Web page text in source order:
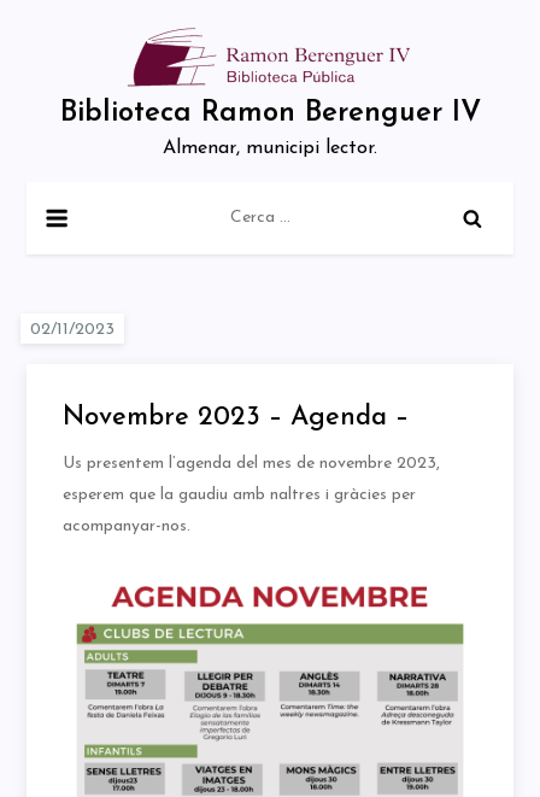
Biblioteca Ramon Berenguer IV
Almenar, municipi lector.
Novembre 2023 – Agenda –
Us presentem l’agenda del mes de novembre 2023,
esperem que la gaudiu amb naltres i gràcies per
acompanyar-nos.